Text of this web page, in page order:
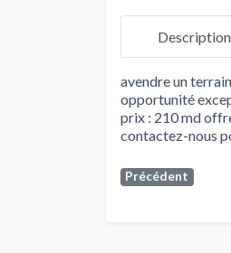
Description
avendre un
opportunité
prix : 210 md
contactez-nous
Précédent